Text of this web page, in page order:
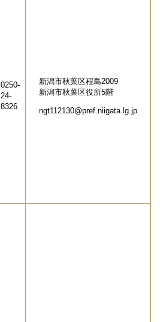
0250-
24-
8326
新潟市秋葉区程島2009
新潟市秋葉区役所5階
ngt112130@pref.niigata.lg.jp